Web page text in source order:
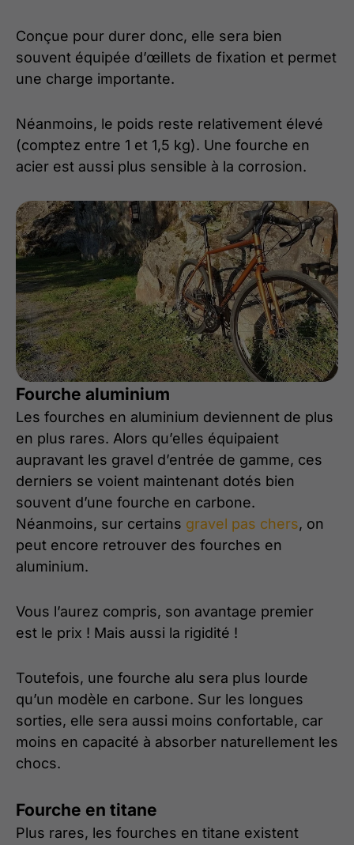
Conçue pour durer donc, elle sera bien
souvent équipée d’œillets de fixation et permet
une charge importante.
Néanmoins, le poids reste relativement élevé
(comptez entre 1 et 1,5 kg). Une fourche en
acier est aussi plus sensible à la corrosion.
Fourche aluminium
Les fourches en aluminium deviennent de plus
en plus rares. Alors qu’elles équipaient
aupravant les gravel d’entrée de gamme, ces
derniers se voient maintenant dotés bien
souvent d’une fourche en carbone.
Néanmoins, sur certains gravel pas chers, on
peut encore retrouver des fourches en
aluminium.
Vous l’aurez compris, son avantage premier
est le prix ! Mais aussi la rigidité !
Toutefois, une fourche alu sera plus lourde
qu’un modèle en carbone. Sur les longues
sorties, elle sera aussi moins confortable, car
moins en capacité à absorber naturellement les
chocs.
Fourche en titane
Plus rares, les fourches en titane existent